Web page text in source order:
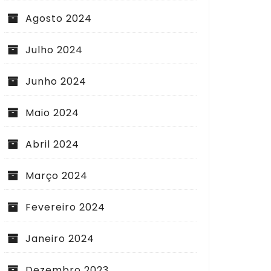
Energéticas que você pode
aplicar Reiki
Como escolher a
Agosto 2024
Julho 2024
Junho 2024
Maio 2024
Abril 2024
Março 2024
Fevereiro 2024
Janeiro 2024